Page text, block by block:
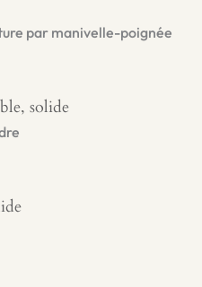
par manivelle-poignée
solide